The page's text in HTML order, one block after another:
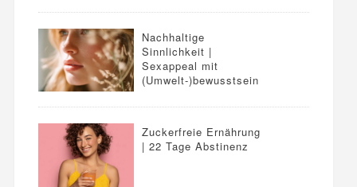
Nachhaltige
Sinnlichkeit |
Sexappeal mit
(Umwelt-)bewusstsein
Zuckerfreie Ernährung
| 22 Tage Abstinenz